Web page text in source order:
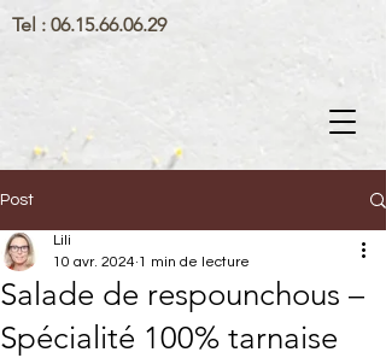
Tel : 06.15.66.06.29
Post
Salade de respounchous –
Spécialité 100% tarnaise
Lili
10 avr. 2024 1 min de lecture